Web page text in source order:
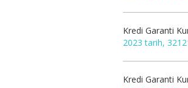
Kredi Garanti
2023 tarih,
Kredi Garanti